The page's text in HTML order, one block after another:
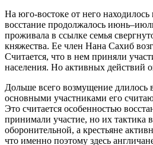
На юго-востоке от него
восстание продолжалось
проживала в ссылке семья
княжества. Ее член Нана Сахиб
Считается, что в нем приняли
населения. Но активных действий
Дольше всего возмущение длилось
основными участниками его
Это считается особенностью
принимали участие, но их тактика
оборонительной, а крестьяне
что именно поэтому здесь